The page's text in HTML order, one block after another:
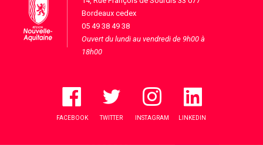
Bordeaux cedex
05 49 38 49 38
Ouvert du lundi au vendredi de 9h00 à
18h00
FACEBOOK TWITTER INSTAGRAM LINKEDIN